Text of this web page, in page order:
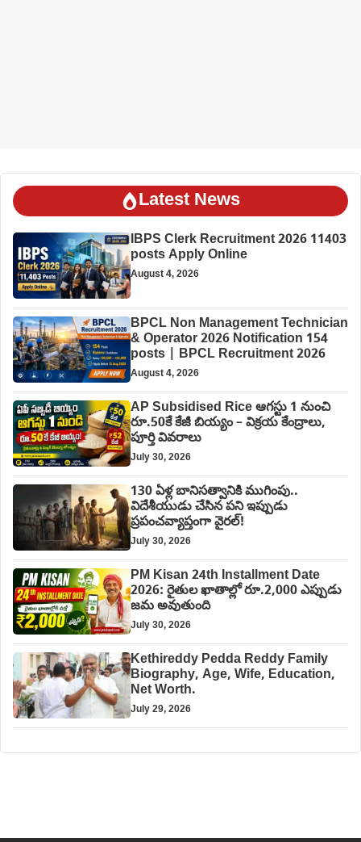
Latest News
IBPS Clerk Recruitment 2026 11403
posts Apply Online
August 4, 2026
BPCL Non Management Technician
& Operator 2026 Notification 154
posts | BPCL Recruitment 2026
August 4, 2026
AP Subsidised Rice ఆగస్టు 1 నుంచి
రూ.50కే కేజీ బియ్యం – విక్రయ కేంద్రాలు,
పూర్తి వివరాలు
July 30, 2026
130 ఏళ్ల బానిసత్వానికి ముగింపు..
విదేశీయుడు చేసిన పని ఇప్పుడు
ప్రపంచవ్యాప్తంగా వైరల్!
July 30, 2026
PM Kisan 24th Installment Date
2026: రైతుల ఖాతాల్లో రూ.2,000 ఎప్పుడు
జమ అవుతుంది
July 30, 2026
Kethireddy Pedda Reddy Family
Biography, Age, Wife, Education,
Net Worth.
July 29, 2026